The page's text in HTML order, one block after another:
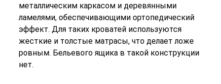
металлическим каркасом и деревянными
ламелями, обеспечивающими ортопедический
эффект. Для таких кроватей используются
жесткие и толстые матрасы, что делает ложе
ровным. Бельевого ящика в такой конструкции
нет.